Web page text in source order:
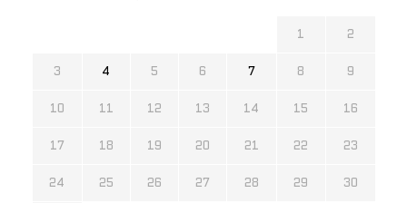
1 2
3 4 5 6 7 8 9
10 11 12 13 14 15 16
17 18 19 20 21 22 23
24 25 26 27 28 29 30